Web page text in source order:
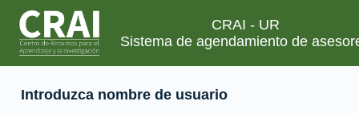
CRAI - UR
Sistema de agendamiento de
Introduzca nombre de usuario